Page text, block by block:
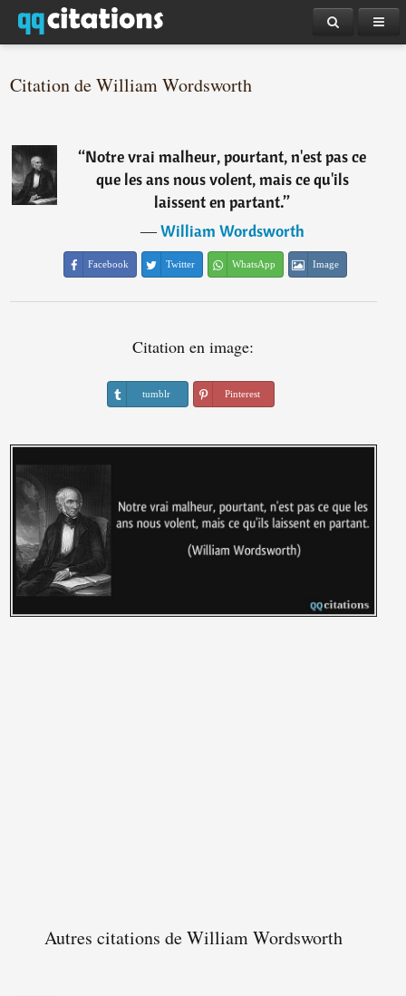
Citation de William Wordsworth
“Notre vrai malheur, pourtant, n'est pas ce
que les ans nous volent, mais ce qu'ils
laissent en partant.”
―William Wordsworth
Facebook Twitter WhatsApp Image
Citation en image:
tumblr Pinterest
Autres citations de William Wordsworth